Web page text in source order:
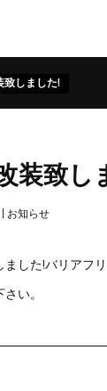
致しました!
装致し
お知らせ
ました!バリアフ
い。